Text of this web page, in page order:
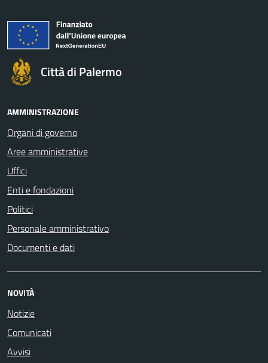
Città di Palermo
AMMINISTRAZIONE
Organi di governo
Aree amministrative
Uffici
Enti e fondazioni
Politici
Personale amministrativo
Documenti e dati
NOVITÀ
Notizie
Comunicati
Avvisi